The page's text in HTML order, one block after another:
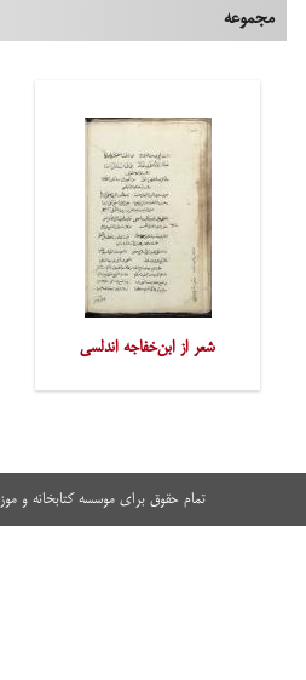
مجموعه
شعر از ابن‌خفاجه اندلسی
تمام حقوق برای موسسه کتابخانه و